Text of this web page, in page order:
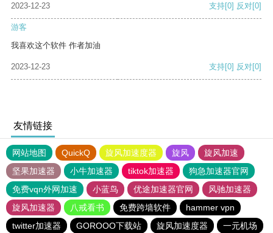
2023-12-23
支持[0] 反对[0]
游客
我喜欢这个软件 作者加油
2023-12-23 支持[0] 反对[0]
友情链接
网站地图 QuickQ 旋风加速度器 旋风
旋风加速
坚果加速器
小牛加速器 tiktok加速器
狗急加速器官网
免费vqn外网加速
小蓝鸟 优途加速器官网
风驰加速器
旋风加速器
八戒看书 免费跨墙软件
hammer vpn
twitter加速器
GOROOO下载站 旋风加速度器 一元机场